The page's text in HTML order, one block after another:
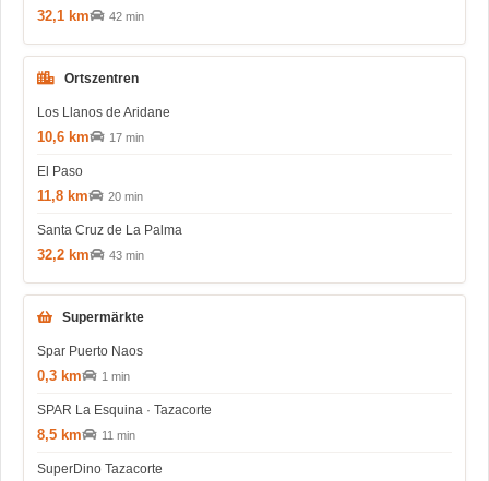
32,1 km 42 min
Ortszentren
Los Llanos de Aridane
10,6 km 17 min
El Paso
11,8 km 20 min
Santa Cruz de La Palma
32,2 km 43 min
Supermärkte
Spar Puerto Naos
0,3 km 1 min
SPAR La Esquina · Tazacorte
8,5 km 11 min
SuperDino Tazacorte